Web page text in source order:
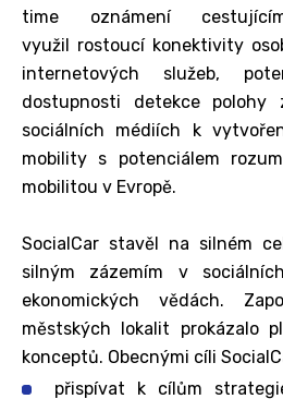
time oznámení
využil rostoucí konektivity
internetových služeb,
dostupnosti detekce polohy
sociálních médiích k
mobility s potenciálem
mobilitou v Evropě.
SocialCar stavěl na silném
silným zázemím v
ekonomických vědách.
městských lokalit prokázalo
konceptů. Obecnými cíli
přispívat k cílům